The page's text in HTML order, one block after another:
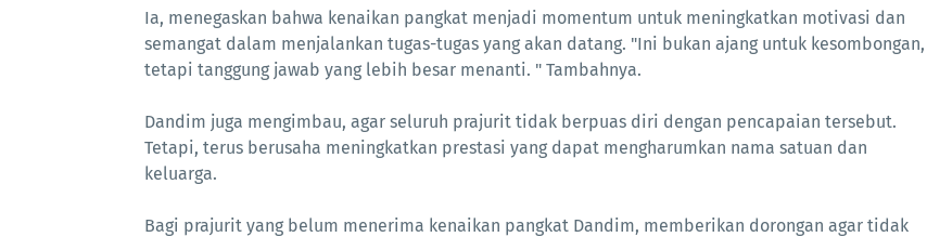
Ia, menegaskan bahwa kenaikan pangkat menjadi momentum untuk meningkatkan motivasi dan
semangat dalam menjalankan tugas-tugas yang akan datang. "Ini bukan ajang untuk kesombongan,
tetapi tanggung jawab yang lebih besar menanti. " Tambahnya.
Dandim juga mengimbau, agar seluruh prajurit tidak berpuas diri dengan pencapaian tersebut.
Tetapi, terus berusaha meningkatkan prestasi yang dapat mengharumkan nama satuan dan
keluarga.
Bagi prajurit yang belum menerima kenaikan pangkat Dandim, memberikan dorongan agar tidak